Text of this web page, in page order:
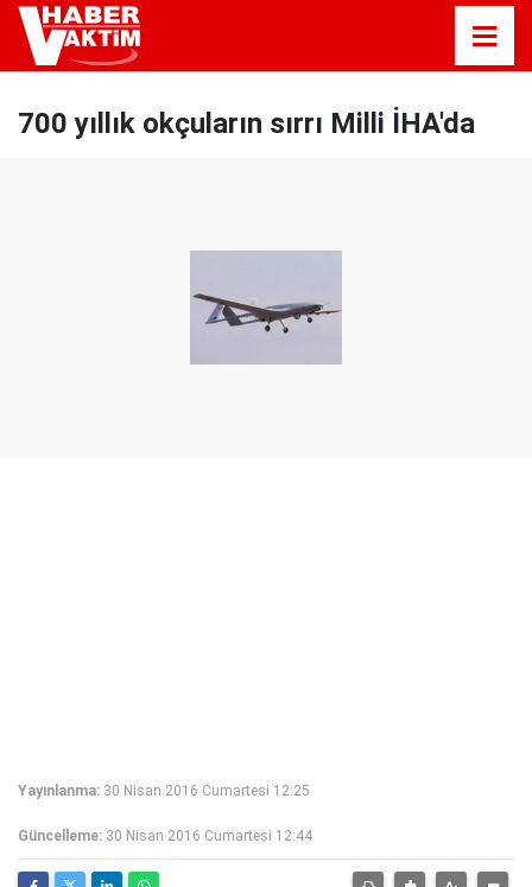
700 yıllık okçuların sırrı Milli İHA'da
Yayınlanma: 30 Nisan 2016 Cumartesi 12:25
Güncelleme: 30 Nisan 2016 Cumartesi 12:44